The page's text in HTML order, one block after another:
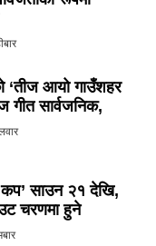
‘तीज आयो गाउँशहर
गीत सार्वजनिक,
कप’ साउन २१ देखि,
चरणमा हुने